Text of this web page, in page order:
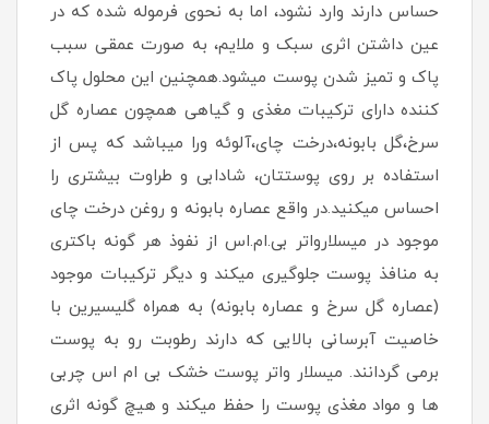
حساس دارند وارد نشود، اما به نحوی فرموله شده که در
عین داشتن اثری سبک و ملایم، به صورت عمقی سبب
پاک و تمیز شدن پوست میشود.همچنین این محلول پاک
کننده دارای ترکیبات مغذی و گیاهی همچون عصاره گل
سرخ،گل بابونه،درخت چای،آلوئه ورا میباشد که پس از
استفاده بر روی پوستتان، شادابی و طراوت بیشتری را
احساس میکنید.در واقع عصاره بابونه و روغن درخت چای
موجود در میسلارواتر بی.ام.اس از نفوذ هر گونه باکتری
به منافذ پوست جلوگیری میکند و دیگر ترکیبات موجود
(عصاره گل سرخ و عصاره بابونه) به همراه گلیسیرین با
خاصیت آبرسانی بالایی که دارند رطوبت رو به پوست
برمی گردانند. میسلار واتر پوست خشک بی ام اس چربی
ها و مواد مغذی پوست را حفظ میکند و هیچ گونه اثری